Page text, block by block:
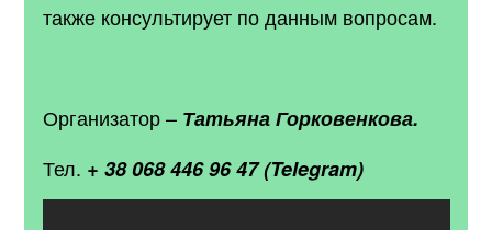
также консультирует по данным вопросам.
Организатор – Татьяна Горковенкова.
Тел. + 38 068 446 96 47 (Telegram)